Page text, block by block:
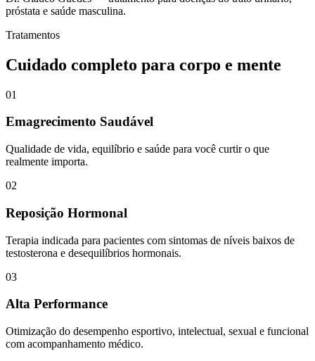
próstata e saúde masculina.
Tratamentos
Cuidado completo para corpo e mente
01
Emagrecimento Saudável
Qualidade de vida, equilíbrio e saúde para você curtir o que
realmente importa.
02
Reposição Hormonal
Terapia indicada para pacientes com sintomas de níveis baixos de
testosterona e desequilíbrios hormonais.
03
Alta Performance
Otimização do desempenho esportivo, intelectual, sexual e funcional
com acompanhamento médico.